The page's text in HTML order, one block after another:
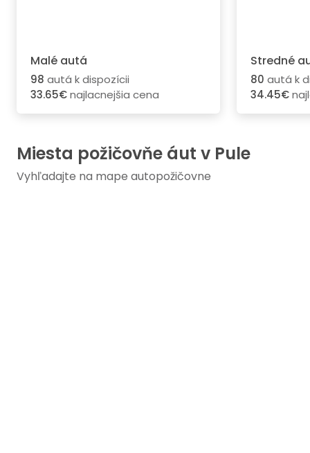
Malé autá
98 autá k dispozícii
33.65€najlacnejšia cena
Stredné
80 autá k
34.45€
Miesta požičovňe áut v Pule
Vyhľadajte na mape autopožičovne